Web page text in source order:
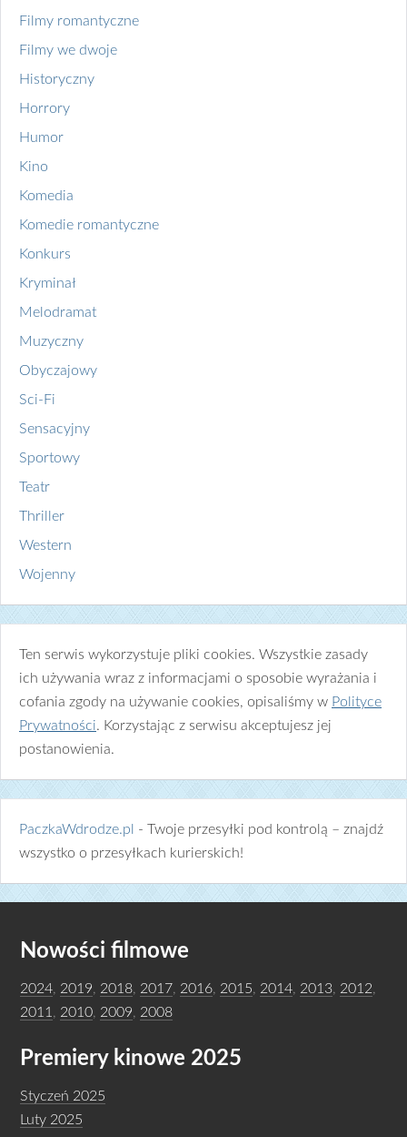
Filmy romantyczne
Filmy we dwoje
Historyczny
Horrory
Humor
Kino
Komedia
Komedie romantyczne
Konkurs
Kryminał
Melodramat
Muzyczny
Obyczajowy
Sci-Fi
Sensacyjny
Sportowy
Teatr
Thriller
Western
Wojenny
Ten serwis wykorzystuje pliki cookies. Wszystkie zasady
ich używania wraz z informacjami o sposobie wyrażania i
cofania zgody na używanie cookies, opisaliśmy w Polityce
Prywatności. Korzystając z serwisu akceptujesz jej
postanowienia.
PaczkaWdrodze.pl
- Twoje przesyłki pod kontrolą – znajdź
wszystko o przesyłkach kurierskich!
Nowości filmowe
2024 2019 2018 2017 2016 2015 2014 2013 2012
2011
2010 2009 2008
Premiery kinowe 2025
Styczeń 2025
Luty 2025